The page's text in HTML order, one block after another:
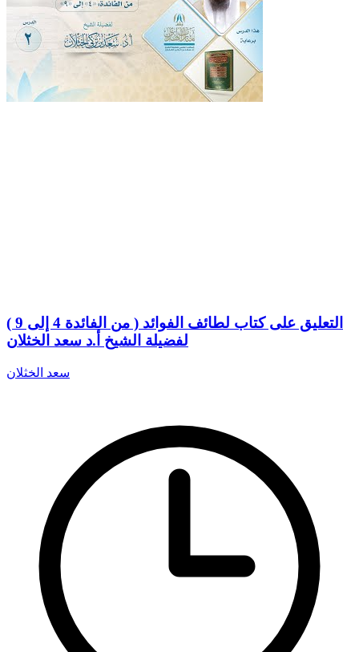
التعليق على كتاب لطائف الفوائد ( من الفائدة 4 إلى 9 )
لفضيلة الشيخ أ.د سعد الخثلان
سعد الخثلان